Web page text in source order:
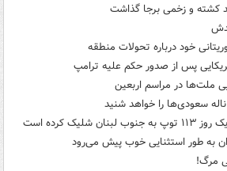
کشته و زخمی برجا گذاشت
خود درباره تحولات منطقه
پس از صدور حکم علیه ترامپ
ملت‌ها در مراسم اربعین
سعودی‌ها را خواهد شنید
کرده است
به طور استثنایی خوب پیش می‌رود
مرگ!